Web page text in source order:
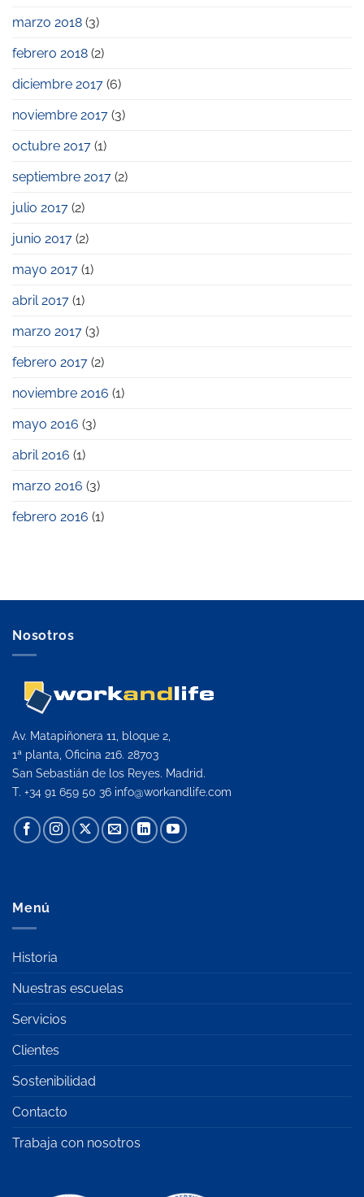
marzo 2018 (3)
febrero 2018 (2)
diciembre 2017 (6)
noviembre 2017 (3)
octubre 2017 (1)
septiembre 2017 (2)
julio 2017 (2)
junio 2017 (2)
mayo 2017 (1)
abril 2017 (1)
marzo 2017 (3)
febrero 2017 (2)
noviembre 2016 (1)
mayo 2016 (3)
abril 2016 (1)
marzo 2016 (3)
febrero 2016 (1)
Nosotros
Av. Matapiñonera 11, bloque 2,
1ª planta, Oficina 216. 28703
San Sebastián de los Reyes. Madrid.
T. +34 91 659 50 36 info@workandlife.com
Menú
Historia
Nuestras escuelas
Servicios
Clientes
Sostenibilidad
Contacto
Trabaja con nosotros